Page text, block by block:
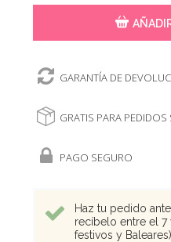
GARANTÍA DE
GRATIS PARA
PAGO SEGURO
Haz tu pedido
recíbelo entre el 7
festivos y Baleares)